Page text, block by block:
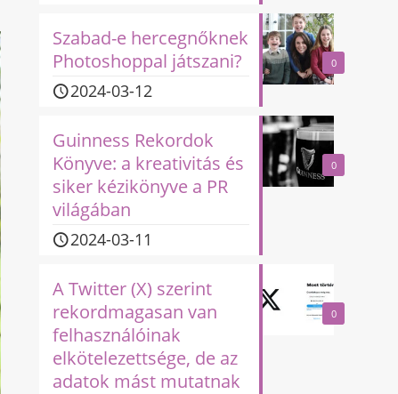
0
Szabad-e hercegnőknek
Photoshoppal játszani?
2024-03-12
0
Guinness Rekordok
Könyve: a kreativitás és
siker kézikönyve a PR
világában
2024-03-11
0
A Twitter (X) szerint
rekordmagasan van
felhasználóinak
elkötelezettsége, de az
adatok mást mutatnak